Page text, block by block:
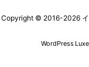
Copyright © 2016-2026
WordPress